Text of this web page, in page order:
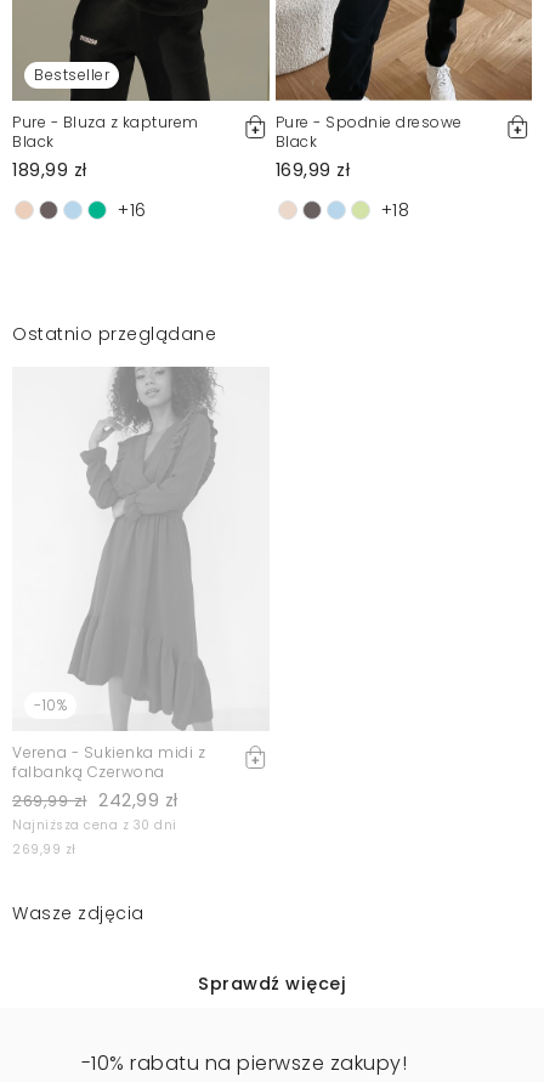
Bestseller
Pure - Bluza z kapturem
Black
189,99 zł
+16
Pure - Spodnie dresowe
Black
169,99 zł
+18
Ostatnio przeglądane
-10%
Verena - Sukienka midi z
falbanką Czerwona
269,99 zł 242,99 zł
Najniższa cena z 30 dni
269,99 zł
Wasze zdjęcia
Sprawdź więcej
-10% rabatu na pierwsze zakupy!